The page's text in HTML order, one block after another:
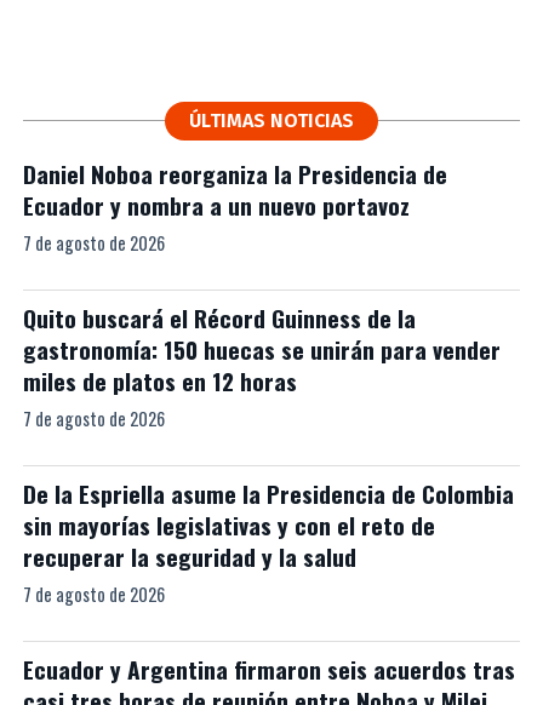
ÚLTIMAS NOTICIAS
Daniel Noboa reorganiza la Presidencia de
Ecuador y nombra a un nuevo portavoz
7 de agosto de 2026
Quito buscará el Récord Guinness de la
gastronomía: 150 huecas se unirán para vender
miles de platos en 12 horas
7 de agosto de 2026
De la Espriella asume la Presidencia de Colombia
sin mayorías legislativas y con el reto de
recuperar la seguridad y la salud
7 de agosto de 2026
Ecuador y Argentina firmaron seis acuerdos tras